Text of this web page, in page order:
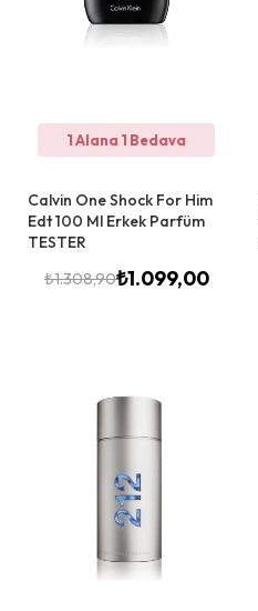
1 Alana 1 Bedava
Calvin One Shock For Him
Edt 100 Ml Erkek Parfüm
TESTER
₺1.308,90₺1.099,00